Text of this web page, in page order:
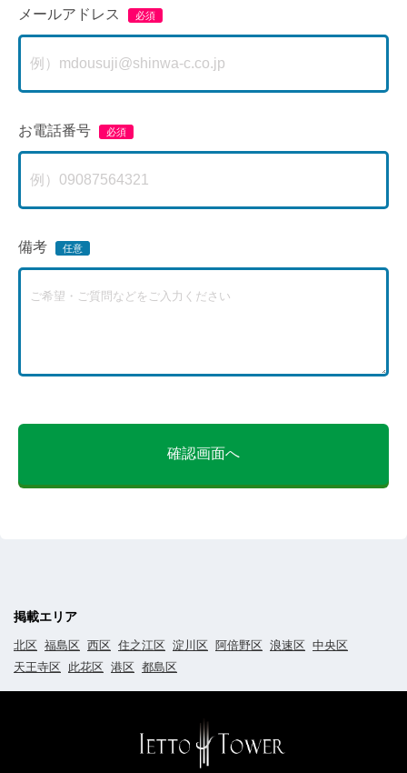
メールアドレス
お電話番号
備考
確認画面へ
掲載エリア
北区 福島区 西区 住之江区 淀川区 阿倍野区 浪速区 中央区
天王寺区
此花区 港区 都島区